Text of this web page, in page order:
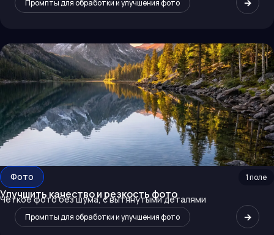
Промпты для обработки и улучшения фото
Фото 1поле
Улучшить качество и резкость фото
Чёткое фото без шума, с вытянутыми деталями
Промпты для обработки и улучшения фото →